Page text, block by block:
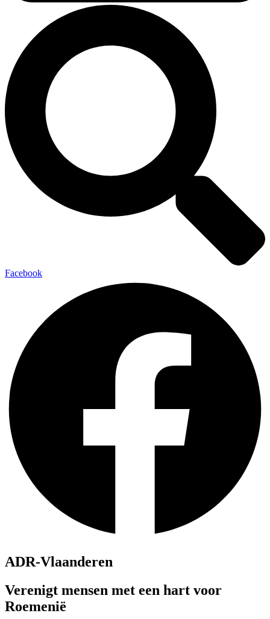
Facebook
ADR-Vlaanderen
Verenigt mensen met een hart voor
Roemenië